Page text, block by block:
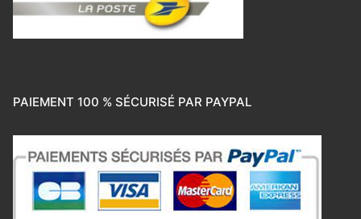
PAIEMENT 100 % SÉCURISÉ PAR PAYPAL